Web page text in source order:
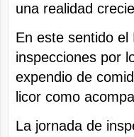
una realidad
En este sentido
inspecciones por
expendio de
licor como
La jornada de